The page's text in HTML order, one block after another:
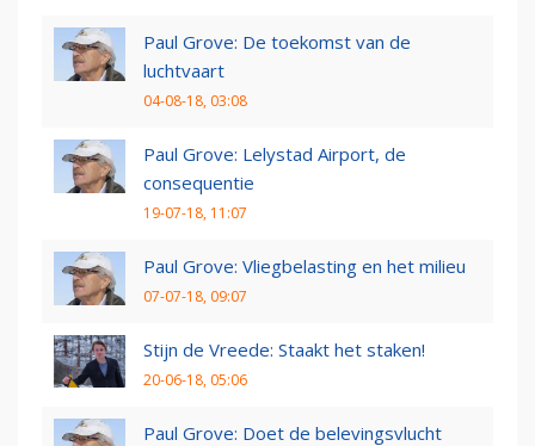
Paul Grove: De toekomst van de
luchtvaart
04-08-18, 03:08
Paul Grove: Lelystad Airport, de
consequentie
19-07-18, 11:07
Paul Grove: Vliegbelasting en het milieu
07-07-18, 09:07
Stijn de Vreede: Staakt het staken!
20-06-18, 05:06
Paul Grove: Doet de belevingsvlucht